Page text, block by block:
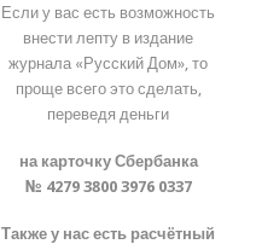
Если у вас есть возможность
внести лепту в издание
журнала «Русский Дом», то
проще всего это сделать,
переведя деньги
на карточку Сбербанка
№ 4279 3800 3976 0337
Также у нас есть расчётный